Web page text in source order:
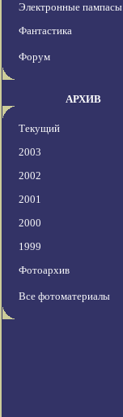
Электронные пампасы
Фантастика
Форум
АРХИВ
Текущий
2003
2002
2001
2000
1999
Фотоархив
Все фотоматериалы